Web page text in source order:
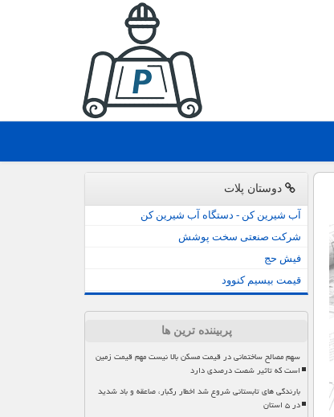
دوستان پلات
آب شیرین کن - دستگاه آب شیرین کن
شرکت صنعتی سخت پوشش
فیش حج
قیمت بیسیم کنوود
پربیننده ترین ها
سهم مصالح ساختمانی در قیمت مسکن بالا نیست مهم قیمت زمین
است که تاثیر شصت درصدی دارد
بارندگی های تابستانی شروع شد اخطار رگبار، صاعقه و باد شدید
در ۵ استان